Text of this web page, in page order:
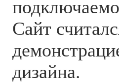
Сайт
дизайна.